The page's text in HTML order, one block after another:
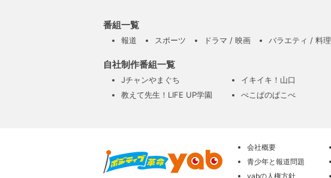
番組一覧
報道 スポーツ ドラマ / 映画 バラエティ / 料理
自社制作番組一覧
Jチャンやまぐち イキイキ！山口
教えて先生！LIFE UP学園
ぺこぱのぱこぺ
会社概要
青少年と報道問題
yabの人権方針